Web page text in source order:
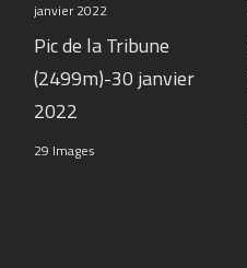
Pic de la Tribune
(2499m)-30 janvier
2022
29 Images